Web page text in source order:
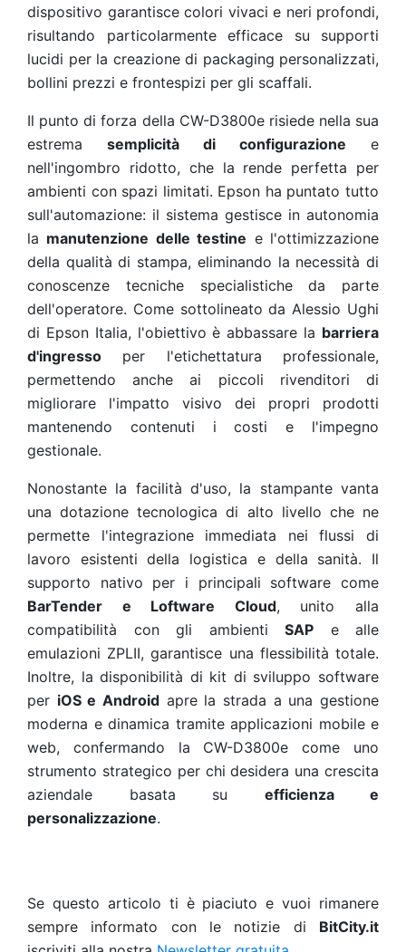
dispositivo garantisce colori vivaci e neri profondi,
risultando particolarmente efficace su supporti
lucidi per la creazione di packaging personalizzati,
bollini prezzi e frontespizi per gli scaffali.
Il punto di forza della CW-D3800e risiede nella sua
estrema semplicità di configurazione e
nell'ingombro ridotto, che la rende perfetta per
ambienti con spazi limitati. Epson ha puntato tutto
sull'automazione: il sistema gestisce in autonomia
la manutenzione delle testine e l'ottimizzazione
della qualità di stampa, eliminando la necessità di
conoscenze tecniche specialistiche da parte
dell'operatore. Come sottolineato da Alessio Ughi
di Epson Italia, l'obiettivo è abbassare la barriera
d'ingresso per l'etichettatura professionale,
permettendo anche ai piccoli rivenditori di
migliorare l'impatto visivo dei propri prodotti
mantenendo contenuti i costi e l'impegno
gestionale.
Nonostante la facilità d'uso, la stampante vanta
una dotazione tecnologica di alto livello che ne
permette l'integrazione immediata nei flussi di
lavoro esistenti della logistica e della sanità. Il
supporto nativo per i principali software come
BarTender e Loftware Cloud, unito alla
compatibilità con gli ambienti SAP e alle
emulazioni ZPLII, garantisce una flessibilità totale.
Inoltre, la disponibilità di kit di sviluppo software
per iOS e Android apre la strada a una gestione
moderna e dinamica tramite applicazioni mobile e
web, confermando la CW-D3800e come uno
strumento strategico per chi desidera una crescita
aziendale basata su efficienza e
personalizzazione.
Se questo articolo ti è piaciuto e vuoi rimanere
sempre informato con le notizie di BitCity.it